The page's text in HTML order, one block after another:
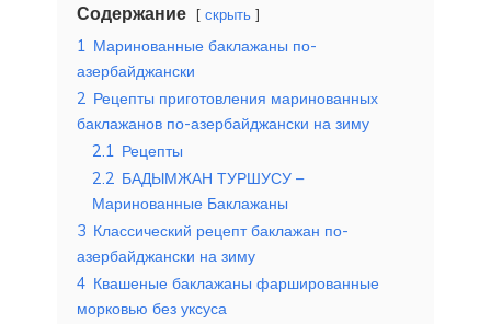
Содержание скрыть
1 Маринованные баклажаны по-
азербайджански
2 Рецепты приготовления маринованных
баклажанов по-азербайджански на зиму
2.1 Рецепты
2.2 БАДЫМЖАН ТУРШУСУ –
Маринованные Баклажаны
3 Классический рецепт баклажан по-
азербайджански на зиму
4 Квашеные баклажаны фаршированные
морковью без уксуса